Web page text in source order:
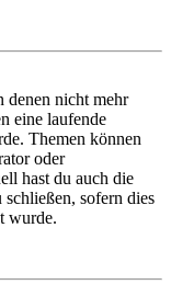
denen nicht mehr
eine laufende
Themen können
oder
hast du auch die
sofern dies
wurde.